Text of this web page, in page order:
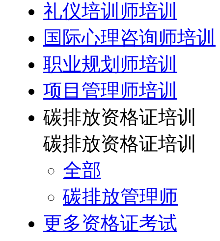
礼仪培训师培训
国际心理咨询师培训
职业规划师培训
项目管理师培训
碳排放资格证培训
碳排放资格证培训
全部
碳排放管理师
更多资格证考试